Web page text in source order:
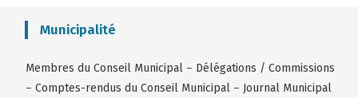
Municipalité
Membres du Conseil Municipal – Délégations / Commissions
–Comptes-rendus du Conseil Municipal – Journal Municipal